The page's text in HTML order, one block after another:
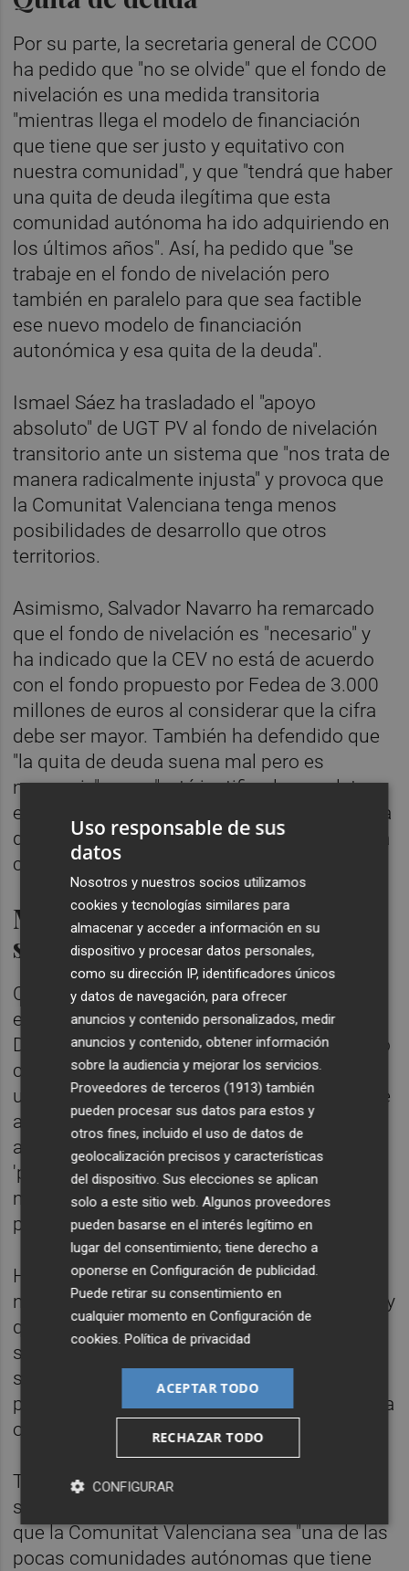
Por su parte, la secretaria general de CCOO
ha pedido que "no se olvide" que el fondo de
nivelación es una medida transitoria
"mientras llega el modelo de financiación
que tiene que ser justo y equitativo con
nuestra comunidad", y que "tendrá que haber
una quita de deuda ilegítima que esta
comunidad autónoma ha ido adquiriendo en
los últimos años". Así, ha pedido que "se
trabaje en el fondo de nivelación pero
también en paralelo para que sea factible
ese nuevo modelo de financiación
autonómica y esa quita de la deuda".
Ismael Sáez ha trasladado el "apoyo
absoluto" de UGT PV al fondo de nivelación
transitorio ante un sistema que "nos trata de
manera radicalmente injusta" y provoca que
la Comunitat Valenciana tenga menos
posibilidades de desarrollo que otros
territorios.
Asimismo, Salvador Navarro ha remarcado
que el fondo de nivelación es "necesario" y
ha indicado que la CEV no está de acuerdo
con el fondo propuesto por Fedea de 3.000
millones de euros al considerar que la cifra
debe ser mayor. También ha defendido que
"la quita de deuda suena mal pero es
necesaria" y que "está justificado con datos
empíricos", ya que cerca del 70% de la deuda
de la Comunitat Valenciana está relacionada
con su infrafinanciación.
Más reuniones de diálogo
social
Carlos Mazón, Salvador Navarro, Ana García
e Ismael Sáez han explicado que la Mesa del
Diálogo Social se reunirá cuatro veces al año
como mínimo --tres sesiones ordinarias y
una monográfica sobre presupuestos, frente
al mínimo de una reunión que había hasta
ahora--, por lo que, en palabras del
'president', el diálogo social se "pone en
marcha con mauor ambición que en el
pasado".
Han detallado que la mesa cuenta con un
nuevo reglamento "adaptado a los tiempos" y
que se ha planteado que se mantendrán
sesiones monográficas sobre determinados
sectores productivos como que afrontan
problemas, como la automoción, la cerámica
o el turismo.
Tanto el 'president' como los dirigentes de
sindicatos y patronal han puesto en valor
que la Comunitat Valenciana sea "una de las
pocas comunidades autónomas que tiene
Uso responsable de sus
datos
Nosotros y nuestros socios utilizamos
cookies y tecnologías similares para
almacenar y acceder a información en su
dispositivo y procesar datos personales,
como su dirección IP, identificadores únicos
y datos de navegación, para ofrecer
anuncios y contenido personalizados, medir
anuncios y contenido, obtener información
sobre la audiencia y mejorar los servicios.
Proveedores de terceros (1913) también
pueden procesar sus datos para estos y
otros fines, incluido el uso de datos de
geolocalización precisos y características
del dispositivo. Sus elecciones se aplican
solo a este sitio web. Algunos proveedores
pueden basarse en el interés legítimo en
lugar del consentimiento; tiene derecho a
oponerse enConfiguración de publicidad
Puede retirar su consentimiento en
cualquier momento enConfiguración de
cookies .Política de privacidad
ACEPTAR TODO
RECHAZAR TODO
CONFIGURAR